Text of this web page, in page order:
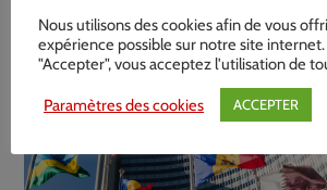
Nous utilisons des cookies afin de vous
expérience possible sur notre site
"Accepter", vous acceptez l'utilisation de
Paramètres des cookies ACCEPTER